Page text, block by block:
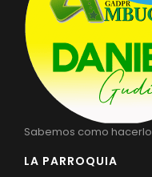
Sabemos como hacerlo
LA PARROQUIA